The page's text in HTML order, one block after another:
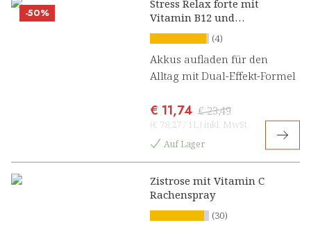
-50%
Stress Relax forte mit
Vitamin B12 und
Ashwagandha Konzentrat
(4)
Akkus aufladen für den
Alltag mit Dual-Effekt-Formel
€ 11,74 € 23,49
(€ 78,27 / 1L) inkl. MwSt
Auf Lager
Zistrose mit Vitamin C
Rachenspray
(30)